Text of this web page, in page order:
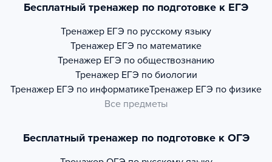
Бесплатный тренажер по подготовке к ЕГЭ
Тренажер ЕГЭ по русскому языку
Тренажер ЕГЭ по математике
Тренажер ЕГЭ по обществознанию
Тренажер ЕГЭ по биологии
Тренажер ЕГЭ по информатикеТренажер ЕГЭ по физике
Все предметы
Бесплатный тренажер по подготовке к ОГЭ